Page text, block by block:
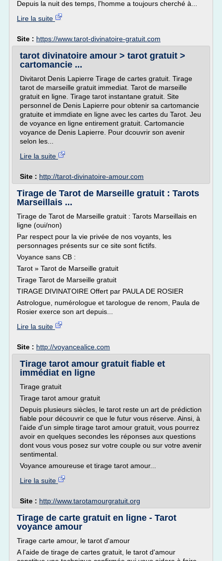
Depuis la nuit des temps, l'homme a toujours cherché à...
Lire la suite
Site : https://www.tarot-divinatoire-gratuit.com
tarot divinatoire amour > tarot gratuit >
cartomancie ...
Divitarot Denis Lapierre Tirage de cartes gratuit. Tirage
tarot de marseille gratuit immediat. Tarot de marseille
gratuit en ligne. Tirage tarot instantane gratuit. Site
personnel de Denis Lapierre pour obtenir sa cartomancie
gratuite et immdiate en ligne avec les cartes du Tarot. Jeu
de voyance en ligne entirement gratuit. Cartomancie
voyance de Denis Lapierre. Pour dcouvrir son avenir
selon les...
Lire la suite
Site : http://tarot-divinatoire-amour.com
Tirage de Tarot de Marseille gratuit : Tarots
Marseillais ...
Tirage de Tarot de Marseille gratuit : Tarots Marseillais en
ligne (oui/non)
Par respect pour la vie privée de nos voyants, les
personnages présents sur ce site sont fictifs.
Voyance sans CB :
Tarot » Tarot de Marseille gratuit
Tirage Tarot de Marseille gratuit
TIRAGE DIVINATOIRE Offert par PAULA DE ROSIER
Astrologue, numérologue et tarologue de renom, Paula de
Rosier exerce son art depuis...
Lire la suite
Site : http://voyancealice.com
Tirage tarot amour gratuit fiable et
immédiat en ligne
Tirage gratuit
Tirage tarot amour gratuit
Depuis plusieurs siècles, le tarot reste un art de prédiction
fiable pour découvrir ce que le futur vous réserve. Ainsi, à
l'aide d'un simple tirage tarot amour gratuit, vous pourrez
avoir en quelques secondes les réponses aux questions
dont vous vous posez sur votre couple ou sur votre avenir
sentimental.
Voyance amoureuse et tirage tarot amour...
Lire la suite
Site : http://www.tarotamourgratuit.org
Tirage de carte gratuit en ligne - Tarot
voyance amour
Tirage carte amour, le tarot d'amour
A l'aide de tirage de cartes gratuit, le tarot d'amour